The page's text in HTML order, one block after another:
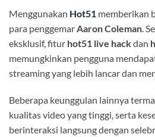
Menggunakan Hot51 memberikan
para penggemar Aaron Coleman .
eksklusif, fitur hot51 live hackdan
memungkinkan pengguna
streaming yang lebih lancar dan
Beberapa keunggulan lainnya
kualitas video yang tinggi, serta
berinteraksi langsung dengan